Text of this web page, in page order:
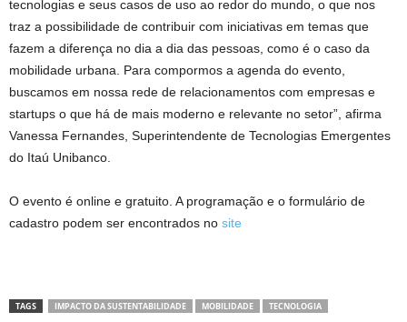
tecnologias e seus casos de uso ao redor do mundo, o que nos
traz a possibilidade de contribuir com iniciativas em temas que
fazem a diferença no dia a dia das pessoas, como é o caso da
mobilidade urbana. Para compormos a agenda do evento,
buscamos em nossa rede de relacionamentos com empresas e
startups o que há de mais moderno e relevante no setor”, afirma
Vanessa Fernandes, Superintendente de Tecnologias Emergentes
do Itaú Unibanco.
O evento é online e gratuito. A programação e o formulário de
cadastro podem ser encontrados no site
TAGS IMPACTO DA SUSTENTABILIDADE MOBILIDADE TECNOLOGIA